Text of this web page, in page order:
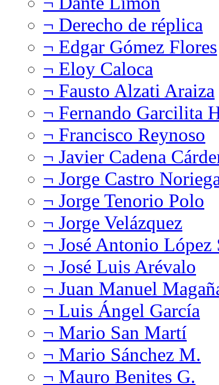
¬ Derecho de réplica
¬ Edgar Gómez Flores
¬ Eloy Caloca
¬ Fausto Alzati Araiza
¬ Fernando Garcilita
¬ Francisco Reynoso
¬ Javier Cadena
¬ Jorge Castro
¬ Jorge Tenorio Polo
¬ Jorge Velázquez
¬ José Antonio López
¬ José Luis Arévalo
¬ Juan Manuel
¬ Luis Ángel García
¬ Mario San Martí
¬ Mario Sánchez M.
¬ Mauro Benites G.